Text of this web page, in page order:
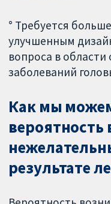
° Требуется
улучшенным
вопроса в области
заболеваний
Как мы
вероятность
результате